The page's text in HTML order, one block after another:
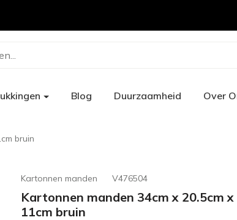
Blog Duurzaamheid Over
bruin
Kartonnen manden V476504
Kartonnen manden 34cm x 20.5cm x
11cm bruin